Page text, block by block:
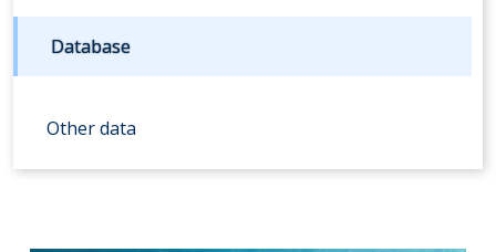
Database
Other data